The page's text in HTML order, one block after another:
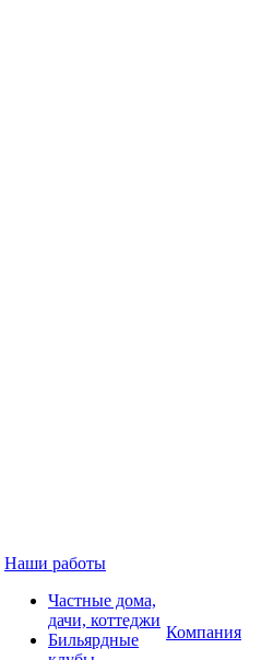
Наши работы
Частные дома,
дачи, коттеджи
Бильярдные
Компания